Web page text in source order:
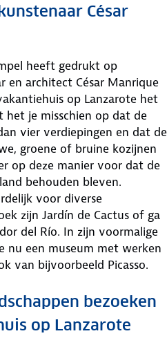
César
heeft gedrukt op
en architect César Manrique
op Lanzarote het
het je misschien op dat de
vier verdiepingen en dat de
groene of bruine kozijnen
op deze manier voor dat de
behouden bleven.
voor diverse
zijn Jardín de Cactus of ga
del Río. In zijn voormalige
nu een museum met werken
van bijvoorbeeld Picasso.
bezoeken
op Lanzarote